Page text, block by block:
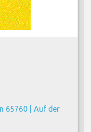
65760 | Auf der